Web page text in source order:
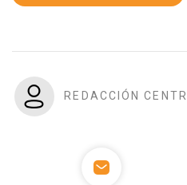
REDACCIÓN